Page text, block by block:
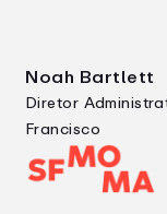
Noah Bartlett
Diretor
Francisco